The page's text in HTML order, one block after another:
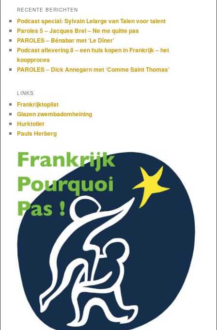
RECENTE BERICHTEN
Podcast special: Sylvain Lelarge van Talen voor talent
Paroles 5 – Jacques Brel – Ne me quitte pas
PAROLES – Bénabar met ‘Le Dîner’
Podcast aflevering 8 – een huis kopen in Frankrijk – het
koopproces
PAROLES – Dick Annegarn met ‘Comme Saint Thomas’
LINKS
Frankrijktoplist
Glazen zwembadomheining
Hurktoilet
Pauls Herberg